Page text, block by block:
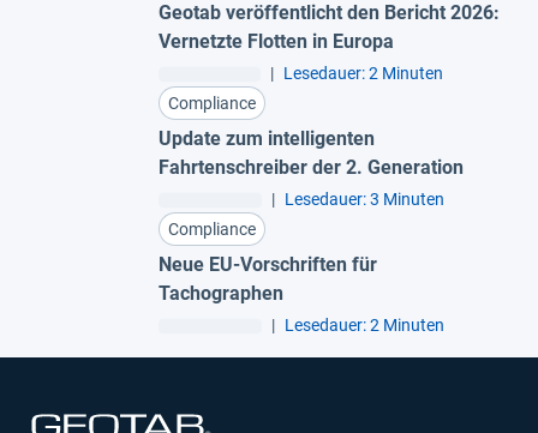
Geotab veröffentlicht den Bericht 2026:
Vernetzte Flotten in Europa
| Lesedauer: 2 Minuten
Compliance
Update zum intelligenten
Fahrtenschreiber der 2. Generation
| Lesedauer: 3 Minuten
Compliance
Neue EU-Vorschriften für
Tachographen
| Lesedauer: 2 Minuten